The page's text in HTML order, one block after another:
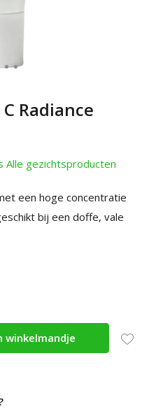
Radiance
Alle gezichtsproducten
een hoge concentratie
bij een doffe, vale
winkelmandje